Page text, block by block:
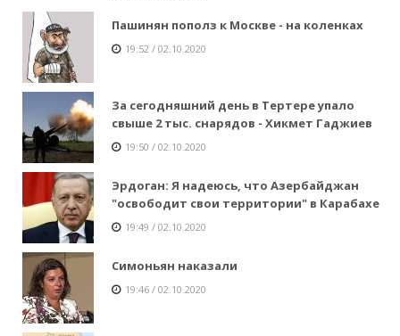
Пашинян пополз к Москве - на коленках
19:52 / 02.10.2020
За сегодняшний день в Тертере упало
свыше 2 тыс. снарядов - Хикмет Гаджиев
19:50 / 02.10.2020
Эрдоган: Я надеюсь, что Азербайджан
"освободит свои территории" в Карабахе
19:49 / 02.10.2020
Симоньян наказали
19:46 / 02.10.2020